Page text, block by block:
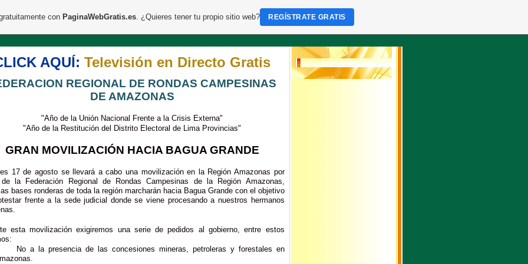
AQUÍ: Televisión en Directo Gratis
REGIONAL DE RONDAS CAMPESINAS
DE AMAZONAS
"Año de la Unión Nacional Frente a la Crisis Externa"
"Año de la Restitución del Distrito Electoral de Lima Provincias"
GRAN MOVILIZACIÓN HACIA BAGUA GRANDE
17 de agosto se llevará a cabo una movilización en la Región Amazonas por
la Federación Regional de Rondas Campesinas de la Región Amazonas,
bases ronderas de toda la región marcharán hacia Bagua Grande con el objetivo
frente a la sede judicial donde se viene procesando a nuestros hermanos
esta movilización exigiremos una serie de pedidos al gobierno, entre estos
No a la presencia de las concesiones mineras, petroleras y forestales en
con PaginaWebGratis.es. ¿Quieres tener tu propio sitio web? REGÍSTRATE GRATIS